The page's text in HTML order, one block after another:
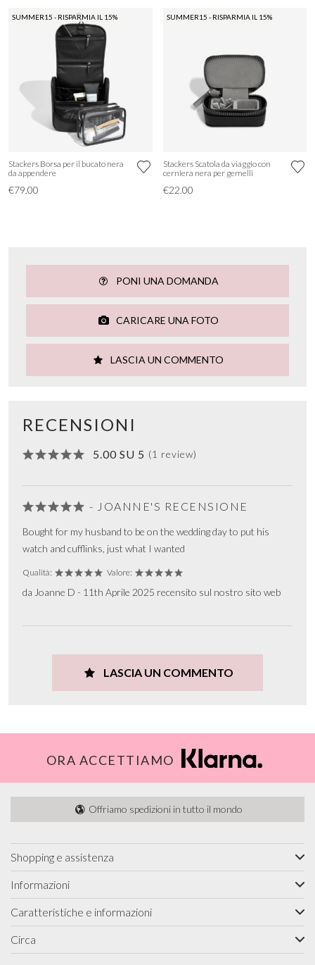
SUMMER15 - RISPARMIA IL 15%
Stackers Borsa per il bucato nera
da appendere
€79.00
SUMMER15 - RISPARMIA IL 15%
Stackers Scatola da viaggio con
cerniera nera per gemelli
€22.00
PONI UNA DOMANDA
CARICARE UNA FOTO
LASCIA UN COMMENTO
RECENSIONI
5.00 SU 5 (1 review)
- JOANNE'S RECENSIONE
Bought for my husband to be on the wedding day to put his
watch and cufflinks, just what I wanted
Qualità: Valore:
da Joanne D - 11th Aprile 2025 recensito sul nostro sito web
LASCIA UN COMMENTO
ORA ACCETTIAMO
Offriamo spedizioni in tutto il mondo
Shopping e assistenza
Informazioni
Caratteristiche e informazioni
Circa